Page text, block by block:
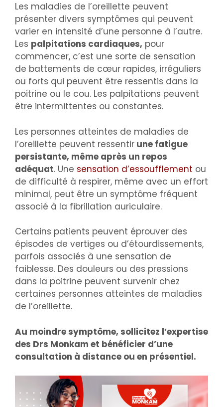
Les maladies de l’oreillette peuvent
présenter divers symptômes qui peuvent
varier en intensité d’une personne à l’autre.
Les palpitations cardiaques, pour
commencer, c’est une sorte de sensation
de battements de cœur rapides, irréguliers
ou forts qui peuvent être ressentis dans la
poitrine ou le cou. Les palpitations peuvent
être intermittentes ou constantes.
Les personnes atteintes de maladies de
l’oreillette peuvent ressentir une fatigue
persistante, même après un repos
adéquat. Une sensation d’essoufflement ou
de difficulté à respirer, même avec un effort
minimal, peut être un symptôme fréquent
associé à la fibrillation auriculaire.
Certains patients peuvent éprouver des
épisodes de vertiges ou d’étourdissements,
parfois associés à une sensation de
faiblesse. Des douleurs ou des pressions
dans la poitrine peuvent survenir chez
certaines personnes atteintes de maladies
de l’oreillette.
Au moindre symptôme, sollicitez l’expertise
des Drs Monkam et bénéficier d’une
consultation à distance ou en présentiel.